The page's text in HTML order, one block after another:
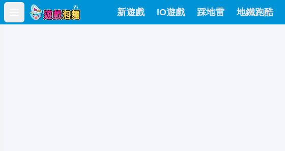
Open main menu
新遊戲 IO遊戲 踩地雷 地鐵跑酷